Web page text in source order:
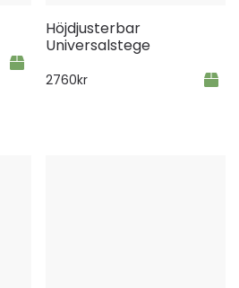
Höjdjusterbar
Universalstege
2760kr